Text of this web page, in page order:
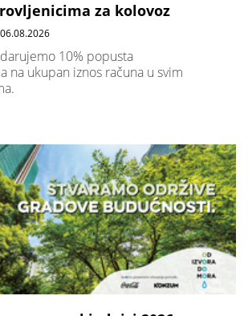
za kolovoz
06.08.2026
10% popusta
na ukupan iznos računa u svim